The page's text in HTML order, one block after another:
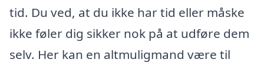
tid. Du ved, at du ikke har tid eller måske
ikke føler dig sikker nok på at udføre dem
selv. Her kan en altmuligmand være til